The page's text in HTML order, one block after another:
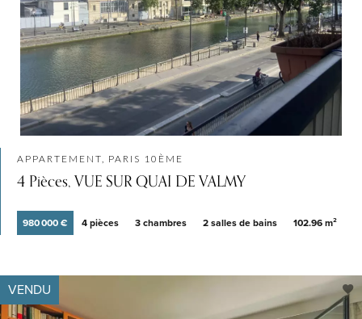
APPARTEMENT, PARIS 10ÈME
4 Pièces, VUE SUR QUAI DE VALMY
980 000 € 4 pièces 3 chambres 2 salles de bains 102.96 m²
VENDU